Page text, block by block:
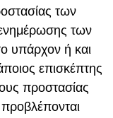
των
των
υπάρχον ή και
επισκέπτης
προστασίας